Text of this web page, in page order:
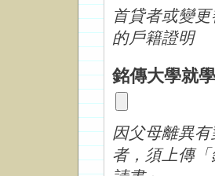
首貸者或變
的戶籍證明
銘傳大學就
因父母離異
者，須上傳